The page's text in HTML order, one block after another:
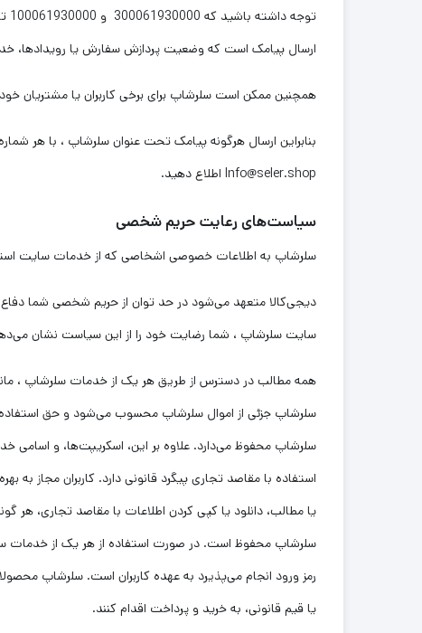
ارسال پیامک است که وضعیت پردازش سفارش یا رویدادها،
همچنین ممکن است سلرشاپ برای برخی کاربران یا مشتریان
بنابراین ارسال هرگونه پیامک تحت عنوان سلرشاپ ، با هر
Info@seler.shop اطلاع دهید.
سیاست‏‌های رعایت حریم شخصی
سلرشاپ به اطلاعات خصوصی اشخاصى که از خدمات سایت
دیجی‌کالا متعهد می‏‌شود در حد توان از حریم شخصی شما دفاع
سایت سلرشاپ ، شما رضایت خود را از این سیاست نشان
همه مطالب در دسترس از طریق هر یک از خدمات سلرشاپ ،
سلرشاپ جزئی از اموال سلرشاپ محسوب می‏‌شود و حق
سلرشاپ محفوظ می‏‌دارد. علاوه بر این، اسکریپت‌ها، و اسامی
استفاده با مقاصد تجاری پیگرد قانونی دارد. کاربران
یا مطالب، دانلود یا کپی کردن اطلاعات با مقاصد تجاری، هر
سلرشاپ محفوظ است. در صورت استفاده از هر یک از خدمات
یا قیم قانونی، به خرید و پرداخت اقدام کنند.